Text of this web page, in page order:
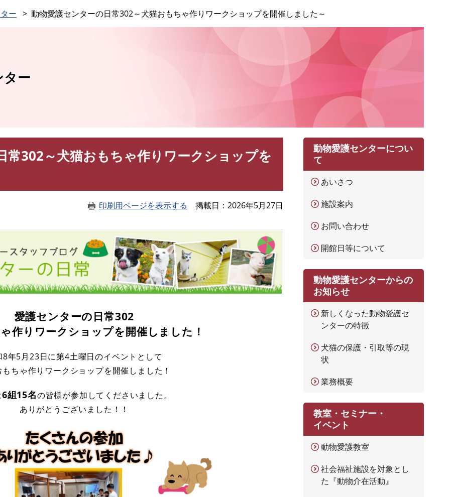
ー 動物愛護センターの日常302～犬猫おもちゃ作りワークショップを開催しました～
ター
常302～犬猫おもちゃ作りワークショップを
印刷用ページを表示する 掲載日 2026年5月27日
愛護センターの日常302
作りワークショップを開催しました！
8年5月23日に第4土曜日のイベントとして
ちゃ作りワークショップを開催しました！
6組15名の皆様が参加してくださいました。
ありがとうございました！！
動物愛護センターについ
て
あいさつ
施設案内
お問い合わせ
開館日等について
動物愛護センターからの
お知らせ
新しくなった動物愛護セ
ンターの特徴
犬猫の保護・引取等の現
状
業務概要
教室・セミナー・
イベント
動物愛護教室
社会福祉施設を対象とし
た『動物介在活動』